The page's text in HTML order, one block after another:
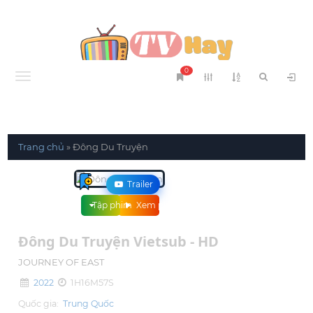
Menu
0
Trang chủ »Đông Du Truyện
Trailer
Xem phim
Tập phim
Đông Du Truyện Vietsub - HD
JOURNEY OF EAST
2022
1H16M57S
Quốc gia: Trung Quốc